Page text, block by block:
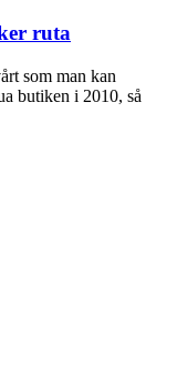
ruta
som man kan
butiken i 2010, så